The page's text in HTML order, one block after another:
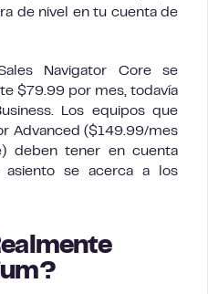
de nivel en tu cuenta de
Navigator Core se
$79.99 por mes, todavía
Los equipos que
Advanced ($149.99/mes
deben tener en cuenta
se acerca a los